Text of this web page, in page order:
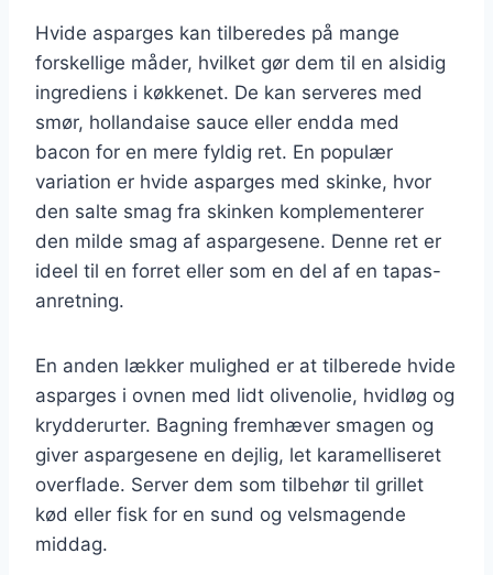
Hvide asparges kan tilberedes på mange
forskellige måder, hvilket gør dem til en alsidig
ingrediens i køkkenet. De kan serveres med
smør, hollandaise sauce eller endda med
bacon for en mere fyldig ret. En populær
variation er hvide asparges med skinke, hvor
den salte smag fra skinken komplementerer
den milde smag af aspargesene. Denne ret er
ideel til en forret eller som en del af en tapas-
anretning.
En anden lækker mulighed er at tilberede hvide
asparges i ovnen med lidt olivenolie, hvidløg og
krydderurter. Bagning fremhæver smagen og
giver aspargesene en dejlig, let karamelliseret
overflade. Server dem som tilbehør til grillet
kød eller fisk for en sund og velsmagende
middag.